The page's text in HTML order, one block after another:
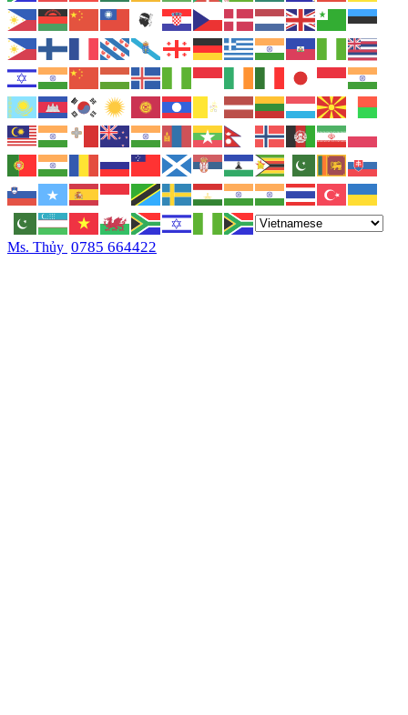
Ms. Thủy 0785 664422